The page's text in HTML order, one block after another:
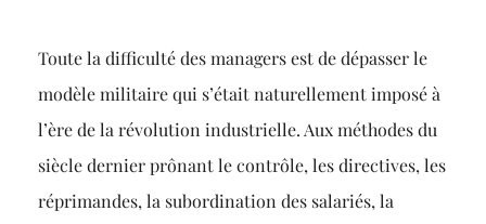
Toute la difficulté des managers est de dépasser le
modèle militaire qui s’était naturellement imposé à
l’ère de la révolution industrielle. Aux méthodes du
siècle dernier prônant le contrôle, les directives, les
réprimandes, la subordination des salariés, la